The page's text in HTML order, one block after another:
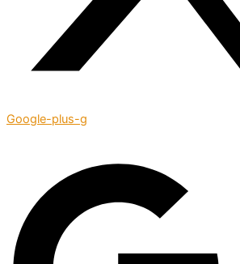
Google-plus-g